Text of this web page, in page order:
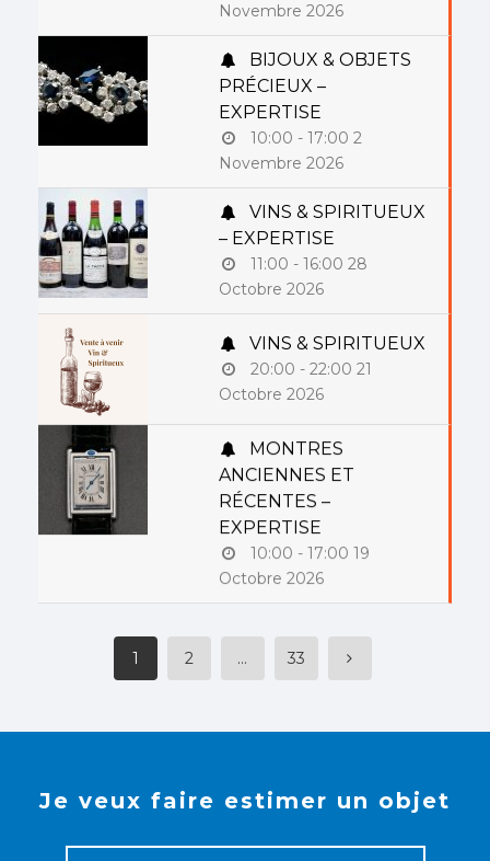
Novembre 2026
BIJOUX & OBJETS
PRÉCIEUX –
EXPERTISE
10:00 - 17:00 2
Novembre 2026
VINS & SPIRITUEUX
– EXPERTISE
11:00 - 16:00 28
Octobre 2026
VINS & SPIRITUEUX
20:00 - 22:00 21
Octobre 2026
MONTRES
ANCIENNES ET
RÉCENTES –
EXPERTISE
10:00 - 17:00 19
Octobre 2026
1 2 … 33
Je veux faire estimer un objet